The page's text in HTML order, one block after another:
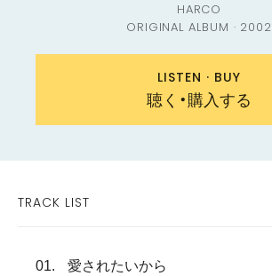
HARCO
ORIGINAL ALBUM · 2002
聴く・購入する
TRACK LIST
愛されたいから